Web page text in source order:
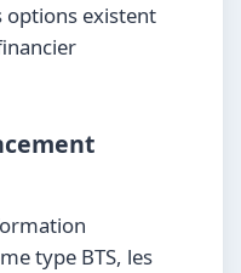
options existent
type BTS, les